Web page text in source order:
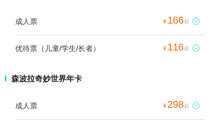
成人票 ¥ 166起 
优待票（儿童/学生/长者） ¥ 116起 
森波拉奇妙世界年卡
成人票 ¥ 298起 